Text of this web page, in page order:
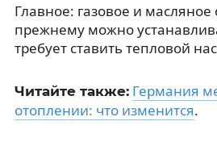
Главное: газовое и
прежнему можно
требует ставить тепловой
Читайте также: Германия
отоплении: что изменится.